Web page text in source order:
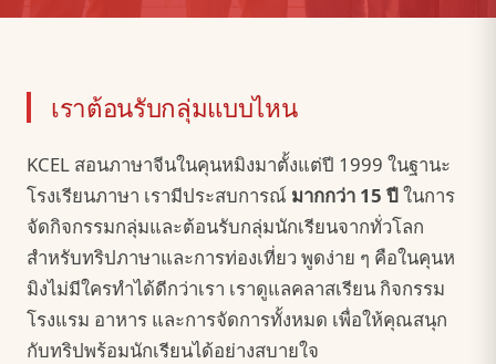
เราต้อนรับกลุ่มแบบไหน
KCEL สอนภาษาจีนในคุนหมิงมาตั้งแต่ปี 1999 ในฐานะ
โรงเรียนภาษา เรามีประสบการณ์ มากกว่า 15 ปีในการ
จัดกิจกรรมกลุ่มและต้อนรับกลุ่มนักเรียนจากทั่วโลก
สำหรับทริปภาษาและการท่องเที่ยว พูดง่าย ๆ คือในคุนห
มิงไม่มีใครทำได้ดีกว่าเรา เราดูแลคลาสเรียน กิจกรรม
โรงแรม อาหาร และการจัดการทั้งหมด เพื่อให้คุณสนุก
กับทริปพร้อมนักเรียนได้อย่างสบายใจ